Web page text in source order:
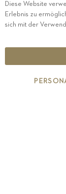
PRIVACY-
Diese Website
Erlebnis zu
sich mit der